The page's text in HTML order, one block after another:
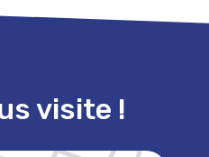
visite !